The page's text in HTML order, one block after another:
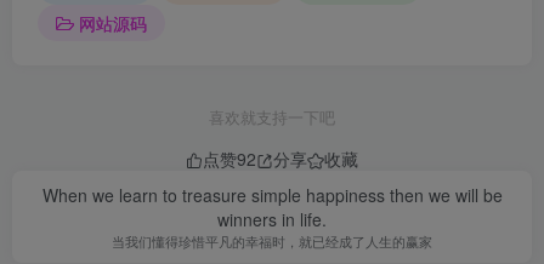
网站源码
喜欢就支持一下吧
点赞92 分享
收藏
When we learn to treasure simple happiness then we will be
winners in life.
当我们懂得珍惜平凡的幸福时，就已经成了人生的赢家